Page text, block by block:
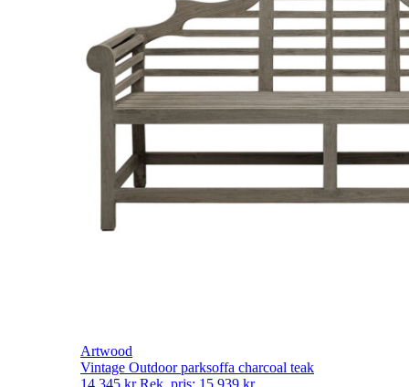
Artwood
Vintage Outdoor parksoffa charcoal teak
14 345 kr Rek. pris: 15 939 kr